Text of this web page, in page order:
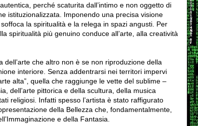
perché scaturita dall’intimo e non oggetto di
istituzionalizzata. Imponendo una precisa visione
la spiritualità e la relega in spazi angusti. Per
spiritualità più genuino conduce all’arte, alla creatività
che altro non è se non riproduzione della
interiore. Senza addentrarsi nei territori impervi
alta”, quella che raggiunge le vette del sublime –
dell’arte pittorica e della scultura, della musica
religiosi. Infatti spesso l’artista è stato raffigurato
della Bellezza che, fondamentalmente,
e della Fantasia.